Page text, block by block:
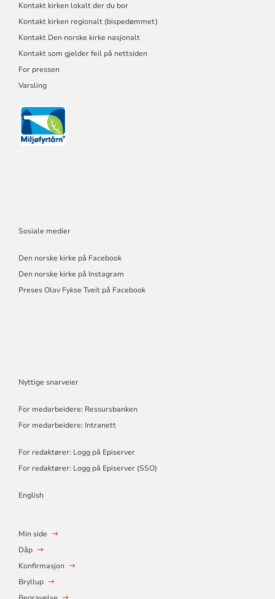
Kontakt kirken lokalt der du bor
Kontakt kirken regionalt (bispedømmet)
Kontakt Den norske kirke nasjonalt
Kontakt som gjelder feil på nettsiden
For pressen
Varsling
Sosiale medier
Den norske kirke på Facebook
Den norske kirke på Instagram
Preses Olav Fykse Tveit på Facebook
Nyttige snarveier
For medarbeidere: Ressursbanken
For medarbeidere: Intranett
For redaktører: Logg på Episerver
For redaktører: Logg på Episerver (SSO)
English
Min side
Dåp
Konfirmasjon
Bryllup